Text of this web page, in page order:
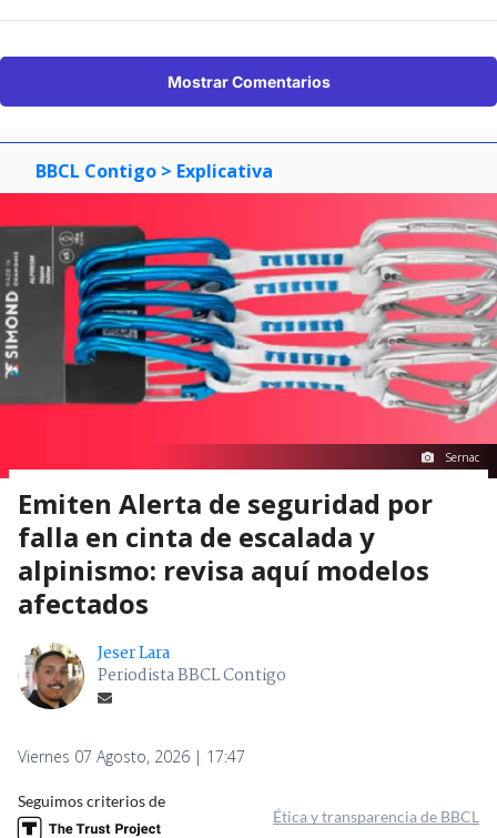
Mostrar Comentarios
BBCL Contigo > Explicativa
Sernac
Emiten Alerta de seguridad por
falla en cinta de escalada y
alpinismo: revisa aquí modelos
afectados
Jeser Lara
Periodista BBCL Contigo
Viernes 07 Agosto, 2026 | 17:47
Seguimos criterios de
Ética y transparencia de BBCL